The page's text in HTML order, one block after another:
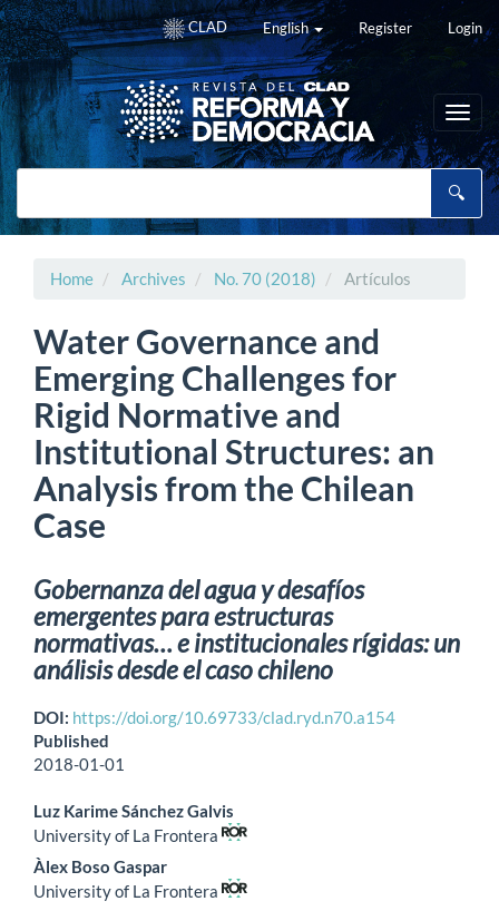
Main
Navigation
Main
Content
Sidebar
CLAD English Register Login
Home Archives No. 70 (2018) Artículos
Water Governance and
Emerging Challenges for
Rigid Normative and
Institutional Structures: an
Analysis from the Chilean
Case
Gobernanza del agua y desafíos
emergentes para estructuras
normativas… e institucionales rígidas: un
análisis desde el caso chileno
DOI: https://doi.org/10.69733/clad.ryd.n70.a154
Published
2018-01-01
Luz Karime Sánchez Galvis
University of La Frontera
Àlex Boso Gaspar
University of La Frontera